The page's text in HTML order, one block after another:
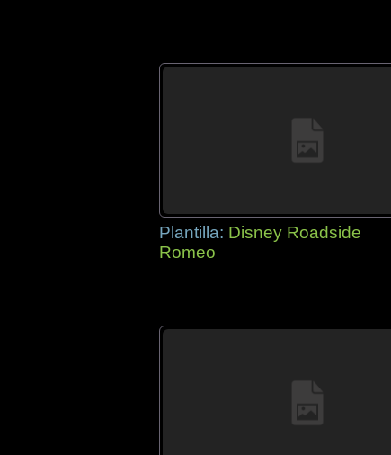
Plantilla: Disney Roadside
Romeo